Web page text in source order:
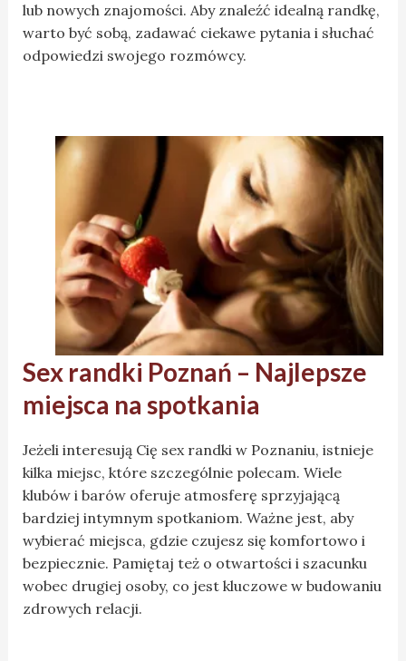
lub nowych znajomości. Aby znaleźć idealną randkę,
warto być sobą, zadawać ciekawe pytania i słuchać
odpowiedzi swojego rozmówcy.
Sex randki Poznań – Najlepsze
miejsca na spotkania
Jeżeli interesują Cię sex randki w Poznaniu, istnieje
kilka miejsc, które szczególnie polecam. Wiele
klubów i barów oferuje atmosferę sprzyjającą
bardziej intymnym spotkaniom. Ważne jest, aby
wybierać miejsca, gdzie czujesz się komfortowo i
bezpiecznie. Pamiętaj też o otwartości i szacunku
wobec drugiej osoby, co jest kluczowe w budowaniu
zdrowych relacji.